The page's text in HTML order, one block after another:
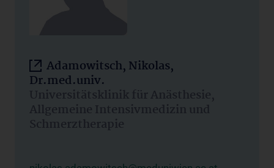
Adamowitsch, Nikolas,
Dr.med.univ.
Universitätsklinik für Anästhesie,
Allgemeine Intensivmedizin und
Schmerztherapie